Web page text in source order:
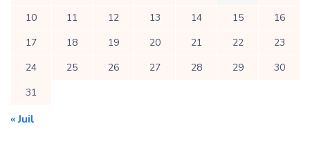
10
11 12 13 14 15
16
17
18 19 20 21 22
23
24
25 26 27 28 29
30
31
« Juil